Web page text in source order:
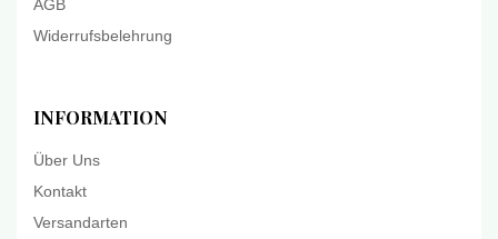
AGB
Widerrufsbelehrung
INFORMATION
Über Uns
Kontakt
Versandarten